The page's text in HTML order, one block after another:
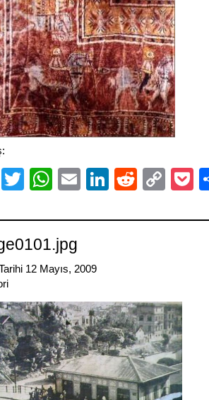
Facebook
TwitterWhatsApp
EmailLinkedIn
Reddit
12 Mayıs, 2009